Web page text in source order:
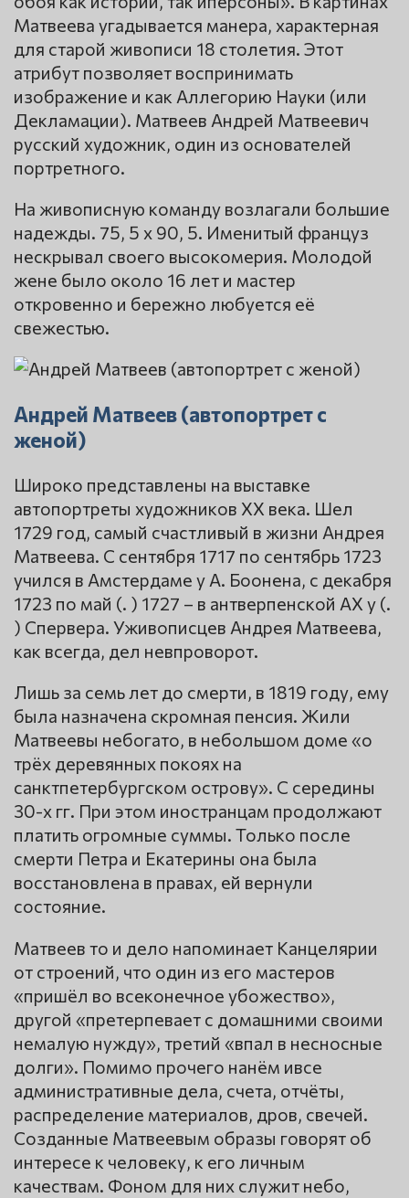
Матвеева угадывается манера, характерная
для старой живописи 18 столетия. Этот
атрибут позволяет воспринимать
изображение и как Аллегорию Науки (или
Декламации). Матвеев Андрей Матвеевич
русский художник, один из основателей
портретного.
На живописную команду возлагали большие
надежды. 75, 5 x 90, 5. Именитый француз
нескрывал своего высокомерия. Молодой
жене было около 16 лет и мастер
откровенно и бережно любуется её
свежестью.
Андрей Матвеев (автопортрет с
женой)
Широко представлены на выставке
автопортреты художников XX века. Шел
1729 год, самый счастливый в жизни Андрея
Матвеева. С сентября 1717 по сентябрь 1723
учился в Амстердаме у А. Боонена, с декабря
1723 по май (. ) 1727 – в антверпенской АХ у (.
) Спервера. Уживописцев Андрея Матвеева,
как всегда, дел невпроворот.
Лишь за семь лет до смерти, в 1819 году, ему
была назначена скромная пенсия. Жили
Матвеевы небогато, в небольшом доме «о
трёх деревянных покоях на
санктпетербургском острову». С середины
30-х гг. При этом иностранцам продолжают
платить огромные суммы. Только после
смерти Петра и Екатерины она была
восстановлена в правах, ей вернули
состояние.
Матвеев то и дело напоминает Канцелярии
от строений, что один из его мастеров
«пришёл во всеконечное убожество»,
другой «претерпевает с домашними своими
немалую нужду», третий «впал в несносные
долги». Помимо прочего нанём ивсе
административные дела, счета, отчёты,
распределение материалов, дров, свечей.
Созданные Матвеевым образы говорят об
интересе к человеку, к его личным
качествам. Фоном для них служит небо,